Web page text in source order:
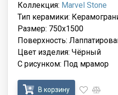
Коллекция: Marvel Stone
Тип керамики:
Размер: 750x1500
Поверхность:
Цвет изделия: Чёрный
С рисунком: Под мрамор
В корзину